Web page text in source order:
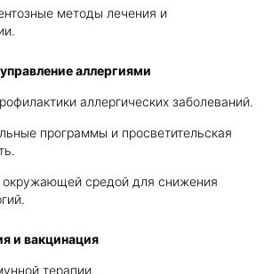
методы лечения и
аллергиями
аллергических заболеваний.
программы и просветительская
окружающей средой для снижения
и вакцинация
терапии.